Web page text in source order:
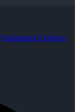
Equipment Explorer